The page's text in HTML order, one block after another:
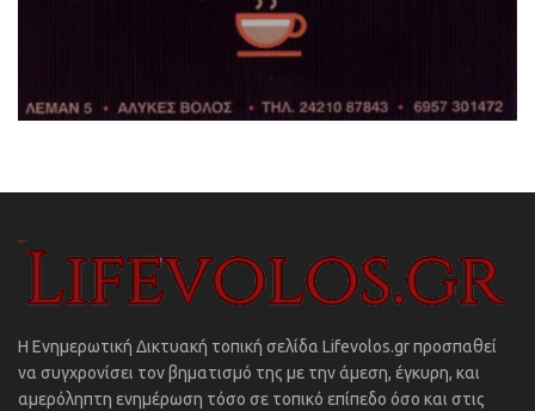
Η Ενημερωτική Δικτυακή τοπική σελίδα Lifevolos.gr προσπαθεί
να συγχρονίσει τον βηματισμό της με την άμεση, έγκυρη, και
αμερόληπτη ενημέρωση τόσο σε τοπικό επίπεδο όσο και στις